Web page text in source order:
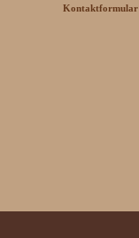
Kontaktformular